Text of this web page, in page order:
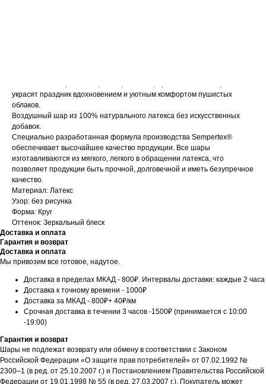
украсят праздник вдохновением и уютным комфортом пушистых
облаков.
Воздушный шар из 100% натурального латекса без искусственных
добавок.
Специально разработанная формула производства Sempertex®
обеспечивает высочайшее качество продукции. Все шары
изготавливаются из мягкого, легкого в обращении латекса, что
позволяет продукции быть прочной, долговечной и иметь безупречное
качество.
Материал: Латекс
Узор: без рисунка
Форма: Круг
Оттенок: Зеркальный блеск
Доставка и оплата
Гарантия и возврат
Доставка и оплата
Мы привозим все готовое, надутое.
Доставка в пределах МКАД - 800₽. Интервалы доставки: каждые 2 часа
Доставка к точному времени - 1000₽
Доставка за МКАД - 800₽+ 40₽/км
Срочная доставка в течении 3 часов -1500₽ (принимается с 10:00
-19:00)
Гарантия и возврат
Шары не подлежат возврату или обмену в соответствии с Законом
Российской Федерации «О защите прав потребителей» от 07.02.1992 №
2300–1 (в ред. от 25.10.2007 г.) и Постановлением Правительства Российской
Федерации от 19.01.1998 № 55 (в ред. 27.03.2007 г.). Покупатель может